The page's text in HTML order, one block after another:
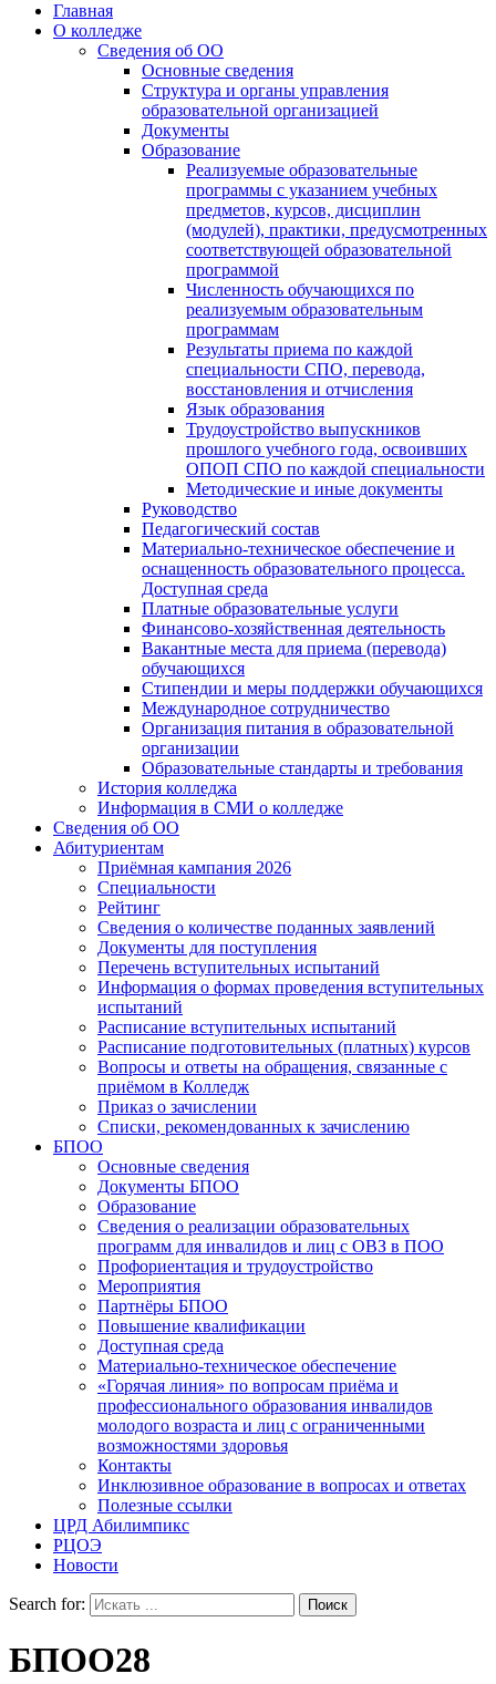
Главная
О колледже
Сведения об ОО
Основные сведения
Структура и органы управления
образовательной организацией
Документы
Образование
Реализуемые образовательные
программы с указанием учебных
предметов, курсов, дисциплин
(модулей), практики, предусмотренных
соответствующей образовательной
программой
Численность обучающихся по
реализуемым образовательным
программам
Результаты приема по каждой
специальности СПО, перевода,
восстановления и отчисления
Язык образования
Трудоустройство выпускников
прошлого учебного года, освоивших
ОПОП СПО по каждой специальности
Методические и иные документы
Руководство
Педагогический состав
Материально-техническое обеспечение и
оснащенность образовательного процесса.
Доступная среда
Платные образовательные услуги
Финансово-хозяйственная деятельность
Вакантные места для приема (перевода)
обучающихся
Стипендии и меры поддержки обучающихся
Международное сотрудничество
Организация питания в образовательной
организации
Образовательные стандарты и требования
История колледжа
Информация в СМИ о колледже
Сведения об ОО
Абитуриентам
Приёмная кампания 2026
Специальности
Рейтинг
Сведения о количестве поданных заявлений
Документы для поступления
Перечень вступительных испытаний
Информация о формах проведения вступительных
испытаний
Расписание вступительных испытаний
Расписание подготовительных (платных) курсов
Вопросы и ответы на обращения, связанные с
приёмом в Колледж
Приказ о зачислении
Списки, рекомендованных к зачислению
БПОО
Основные сведения
Документы БПОО
Образование
Сведения о реализации образовательных
программ для инвалидов и лиц с ОВЗ в ПОО
Профориентация и трудоустройство
Мероприятия
Партнёры БПОО
Повышение квалификации
Доступная среда
Материально-техническое обеспечение
«Горячая линия» по вопросам приёма и
профессионального образования инвалидов
молодого возраста и лиц с ограниченными
возможностями здоровья
Контакты
Инклюзивное образование в вопросах и ответах
Полезные ссылки
ЦРД Абилимпикс
РЦОЭ
Новости
Search for:
БПОО28